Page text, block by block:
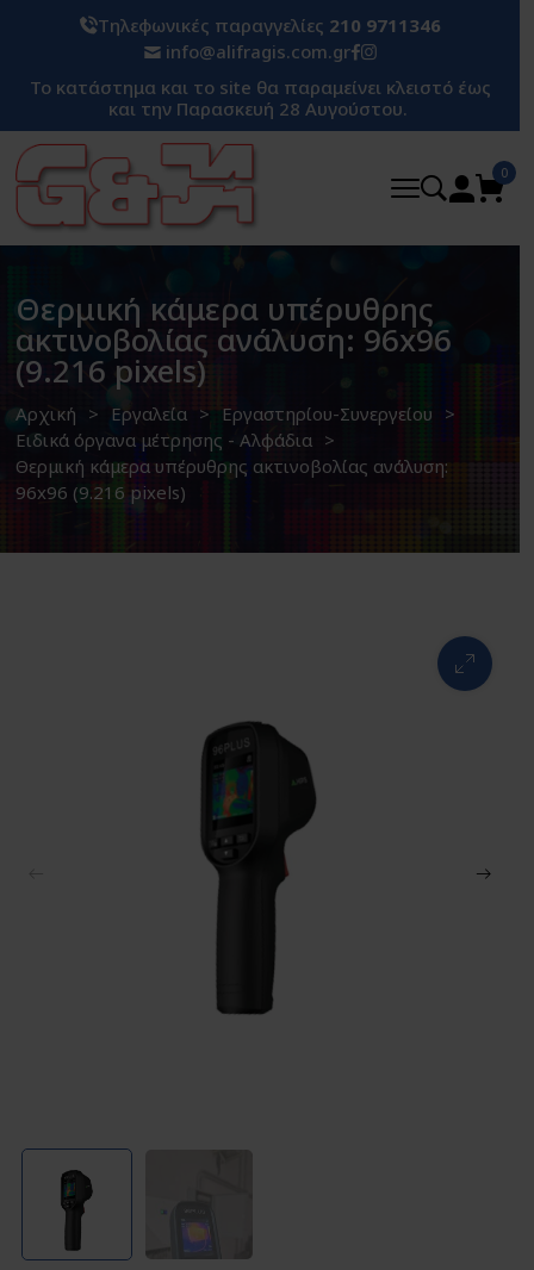
Το κατάστημα και το site θα παραμείνει κλειστό έως
και την Παρασκευή 28 Αυγούστου.
Τηλεφωνικές παραγγελίες 210 9711346
info@alifragis.com.gr
0
Θερμική κάμερα υπέρυθρης
ακτινοβολίας ανάλυση: 96x96
(9.216 pixels)
Αρχική Εργαλεία
Εργαστηρίου-Συνεργείου
Ειδικά όργανα μέτρησης - Αλφάδια
Θερμική κάμερα υπέρυθρης ακτινοβολίας ανάλυση:
96x96 (9.216 pixels)